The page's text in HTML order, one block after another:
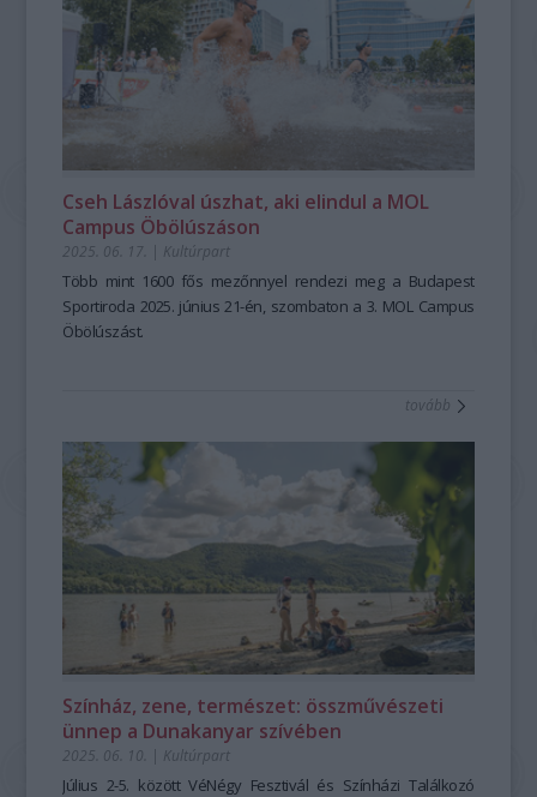
Cseh Lászlóval úszhat, aki elindul a MOL
Campus Öbölúszáson
2025. 06. 17. | Kultúrpart
Több mint 1600 fős mezőnnyel rendezi meg a Budapest
Sportiroda 2025. június 21-én, szombaton a 3. MOL Campus
Öbölúszást.
tovább
Színház, zene, természet: összművészeti
ünnep a Dunakanyar szívében
2025. 06. 10. | Kultúrpart
Július 2-5. között VéNégy Fesztivál és Színházi Találkozó